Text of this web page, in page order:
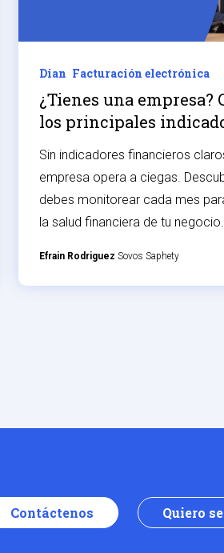
Dian Facturación electrónica
¿Tienes una empresa?
los principales
financieros
Sin indicadores financieros
empresa opera a ciegas.
debes monitorear cada mes
la salud financiera de tu negocio.
Efrain Rodriguez Sovos Saphety
Contáctenos Quiero